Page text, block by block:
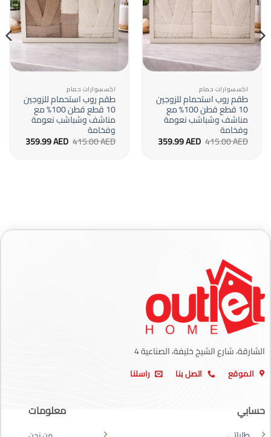
اكسسوارات حمام
طقم روب استحمام للزوجين
10 قطع قطن 100% مع
مناشف وشباشب نعومة
وفخامة
415.00AED السعر
الأصلي359.99AED السعر
الحالي
اكسسوارات حمام
طقم روب استحمام للزوجين
10 قطع قطن 100% مع
مناشف وشباشب نعومة
وفخامة
415.00AED السعر
الأصلي359.99AED السعر
الحالي
الشارقة، شارع الشيخ خليفة، الصناعية 4
الموقع اتصل بنا راسلنا
حسابي معلومات